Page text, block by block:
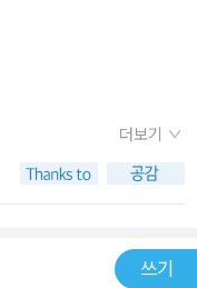
더보기
쓰기